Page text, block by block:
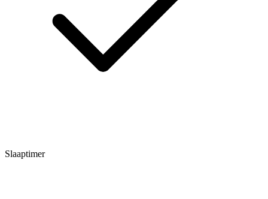
Slaaptimer